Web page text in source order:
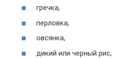
гречка,
перловка,
овсянка,
дикий или черный рис,